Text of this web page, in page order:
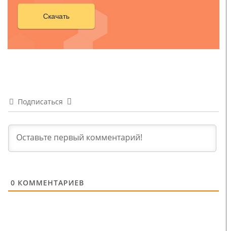
Скачать
Подписаться
0 КОММЕНТАРИЕВ